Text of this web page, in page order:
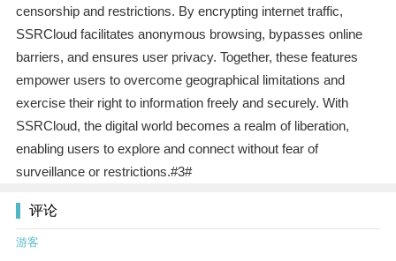
censorship and restrictions. By encrypting internet traffic,
SSRCloud facilitates anonymous browsing, bypasses online
barriers, and ensures user privacy. Together, these features
empower users to overcome geographical limitations and
exercise their right to information freely and securely. With
SSRCloud, the digital world becomes a realm of liberation,
enabling users to explore and connect without fear of
surveillance or restrictions.#3#
评论
游客